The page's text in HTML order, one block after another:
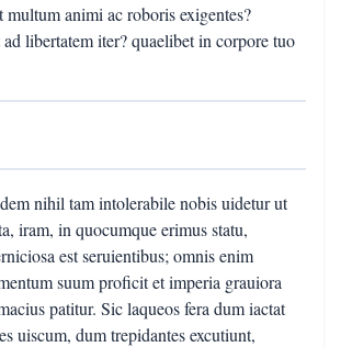
multum animi ac roboris exigentes?
libertatem iter? quaelibet in corpore tuo
nihil tam intolerabile nobis uidetur ut
iram, in quocumque erimus statu,
est seruientibus; omnis enim
suum proficit et imperia grauiora
patitur. Sic laqueos fera dum iactat
uiscum, dum trepidantes excutiunt,